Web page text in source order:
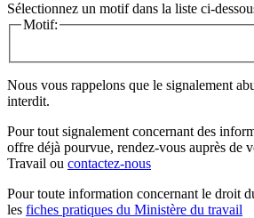
Sélectionnez un motif dans la liste ci-
Motif:
Nous vous rappelons que le signalement
interdit.
Pour tout signalement concernant des
offre déjà pourvue, rendez-vous auprès de
Travail ou contactez-nous
Pour toute information concernant le droit
les fiches pratiques du Ministère du travail